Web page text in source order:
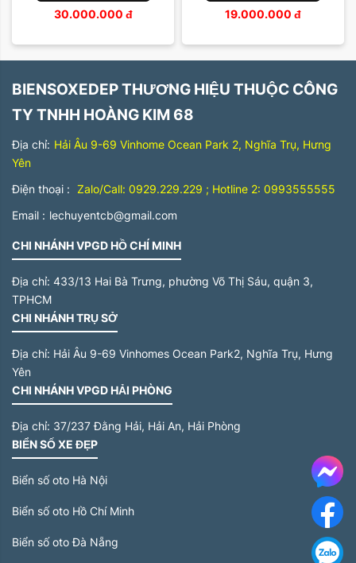
30.000.000 đ 19.000.000 đ
BIENSOXEDEP THƯƠNG HIỆU THUỘC CÔNG
TY TNHH HOÀNG KIM 68
Địa chỉ: Hải Âu 9-69 Vinhome Ocean Park 2, Nghĩa Trụ, Hưng
Yên
Điện thoại : Zalo/Call: 0929.229.229 ; Hotline 2: 0993555555
Email : lechuyentcb@gmail.com
CHI NHÁNH VPGD HỒ CHÍ MINH
Địa chỉ: 433/13 Hai Bà Trưng, phường Võ Thị Sáu, quận 3,
TPHCM
CHI NHÁNH TRỤ SỞ
Địa chỉ: Hải Âu 9-69 Vinhomes Ocean Park2, Nghĩa Trụ, Hưng
Yên
CHI NHÁNH VPGD HẢI PHÒNG
Địa chỉ: 37/237 Đằng Hải, Hải An, Hải Phòng
BIỂN SỐ XE ĐẸP
Biển số oto Hà Nội
Biển số oto Hồ Chí Minh
Biển số oto Đà Nẵng